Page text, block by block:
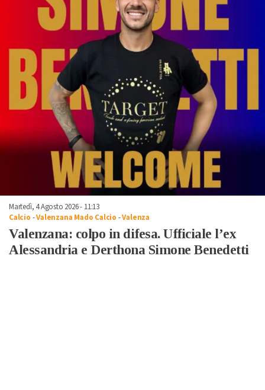
Martedì, 4 Agosto 2026 - 11:13
Calcio -Valenzana Mado Calcio -Valenza
Valenzana: colpo in difesa. Ufficiale l’ex
Alessandria e Derthona Simone Benedetti